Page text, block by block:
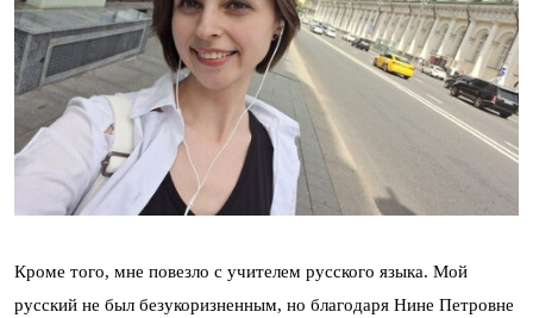
Кроме того, мне повезло с учителем русского языка. Мой
русский не был безукоризненным, но благодаря Нине Петровне